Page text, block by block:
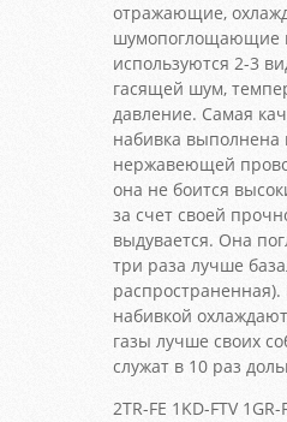
отражающие,
шумопоглощающие
используются 2-3
гасящей шум,
давление. Самая
набивка выполнена
нержавеющей
она не боится
за счет своей
выдувается. Она
три раза лучше
распространенная).
набивкой
газы лучше своих
служат в 10 раз
2TR-FE 1KD-FTV 1GR-